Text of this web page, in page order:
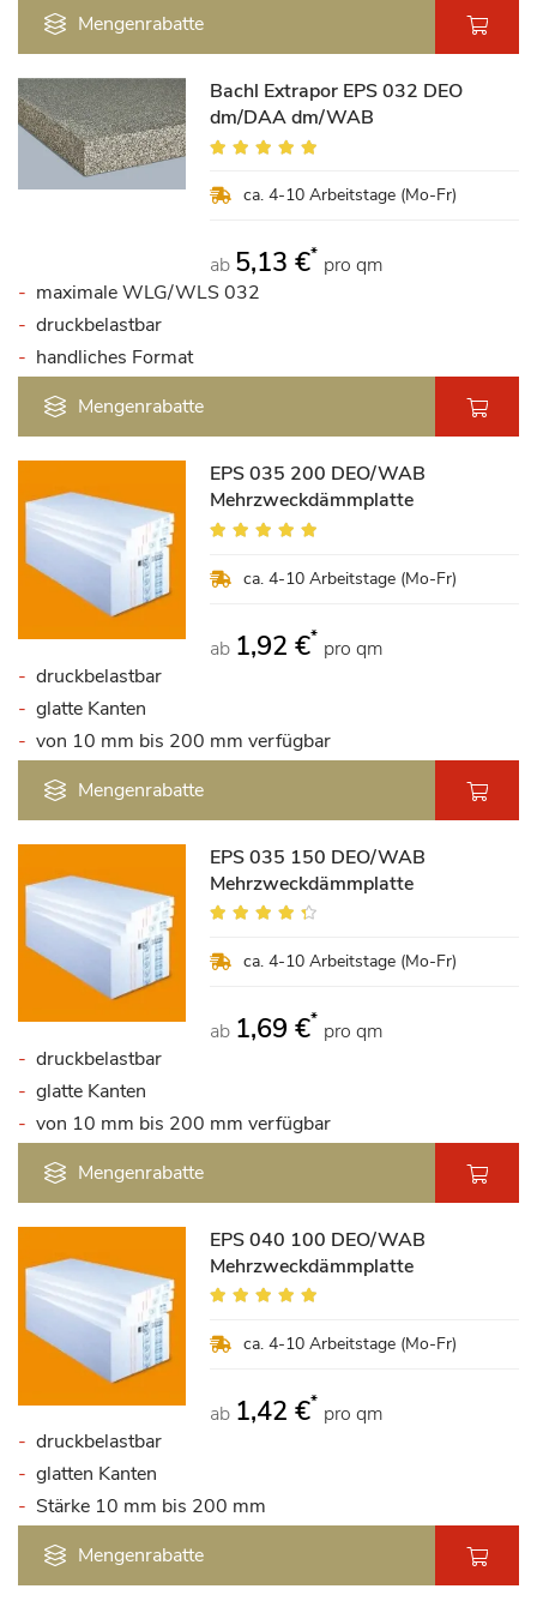
Mengenrabatte
Bachl Extrapor EPS 032 DEO
dm/DAA dm/WAB
Bewertung:
ca. 4-10 Arbeitstage (Mo-Fr)
ab 5,13 €* pro qm
maximale WLG/WLS 032
druckbelastbar
handliches Format
Mengenrabatte
EPS 035 200 DEO/WAB
Mehrzweckdämmplatte
Bewertung:
ca. 4-10 Arbeitstage (Mo-Fr)
ab 1,92 €* pro qm
druckbelastbar
glatte Kanten
von 10 mm bis 200 mm verfügbar
Mengenrabatte
EPS 035 150 DEO/WAB
Mehrzweckdämmplatte
Bewertung:
ca. 4-10 Arbeitstage (Mo-Fr)
ab 1,69 €* pro qm
druckbelastbar
glatte Kanten
von 10 mm bis 200 mm verfügbar
Mengenrabatte
EPS 040 100 DEO/WAB
Mehrzweckdämmplatte
Bewertung:
ca. 4-10 Arbeitstage (Mo-Fr)
ab 1,42 €* pro qm
druckbelastbar
glatten Kanten
Stärke 10 mm bis 200 mm
Mengenrabatte